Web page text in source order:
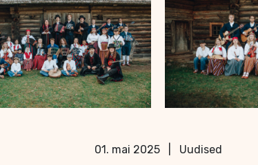
01. mai 2025 Uudised